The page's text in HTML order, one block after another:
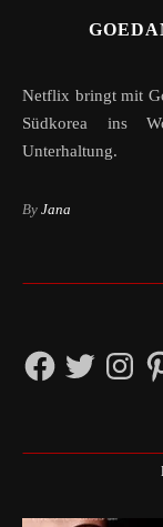
Netflix bringt mit Goedam furchterregende Großstadtmythen aus
Südkorea ins
Unterhaltung.
By Jana
FacebookTwitter